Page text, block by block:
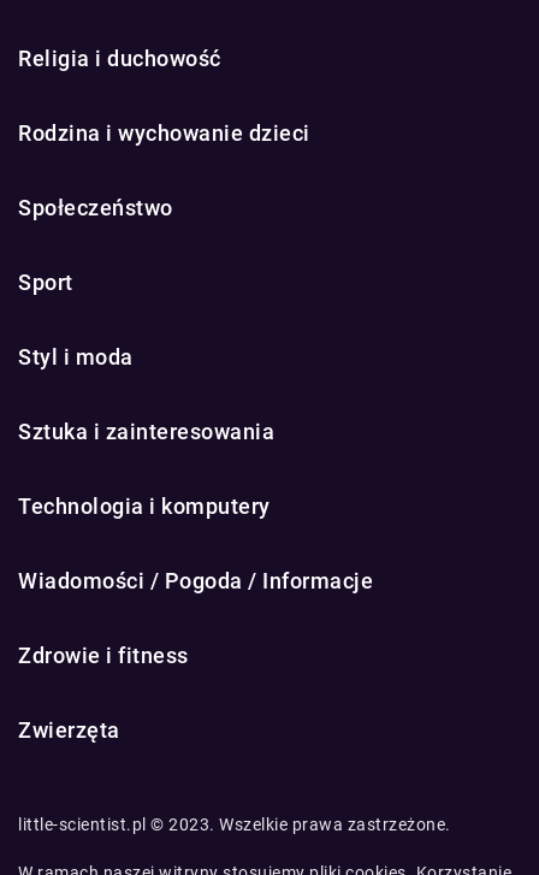
Religia i duchowość
Rodzina i wychowanie dzieci
Społeczeństwo
Sport
Styl i moda
Sztuka i zainteresowania
Technologia i komputery
Wiadomości / Pogoda / Informacje
Zdrowie i fitness
Zwierzęta
little-scientist.pl © 2023. Wszelkie prawa zastrzeżone.